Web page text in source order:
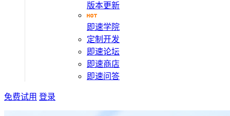
版本更新
即速学院
定制开发
即速论坛
即速商店
即速问答
免费试用 登录